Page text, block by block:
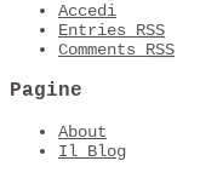
Accedi
Entries RSS
Comments RSS
Pagine
About
Il Blog